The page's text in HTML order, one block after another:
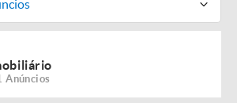
Anúncios